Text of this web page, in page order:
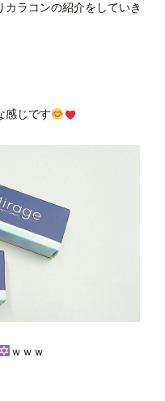
ラコンの紹介をしていき
感じです
ｗｗｗ